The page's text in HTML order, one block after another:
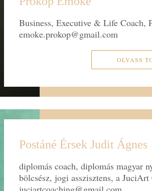
Business, Executive & Life Coach,
emoke.prokop@gmail.com
OLVASS
Postáné Érsek Judit Ágnes
diplomás coach, diplomás magyar
bölcsész, jogi asszisztens, a